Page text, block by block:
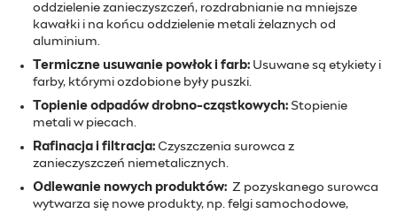
oddzielenie zanieczyszczeń, rozdrabnianie na mniejsze
kawałki i na końcu oddzielenie metali żelaznych od
aluminium.
Termiczne usuwanie powłok i farb: Usuwane są etykiety i
farby, którymi ozdobione były puszki.
Topienie odpadów drobno-cząstkowych: Stopienie
metali w piecach.
Rafinacja i filtracja: Czyszczenia surowca z
zanieczyszczeń niemetalicznych.
Odlewanie nowych produktów: Z pozyskanego surowca
wytwarza się nowe produkty, np. felgi samochodowe,